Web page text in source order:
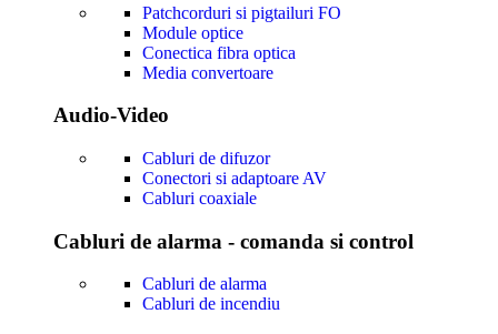
Patchcorduri si pigtailuri FO
Module optice
Conectica fibra optica
Media convertoare
Audio-Video
Cabluri de difuzor
Conectori si adaptoare AV
Cabluri coaxiale
Cabluri de alarma - comanda si control
Cabluri de alarma
Cabluri de incendiu